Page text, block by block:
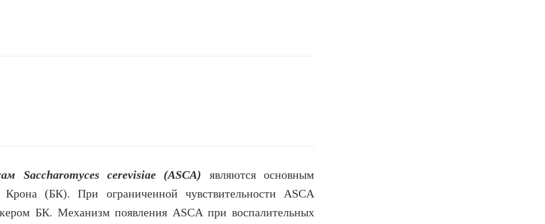
Sacchаromyces cerevisiae (ASCA) являются основным
(БК). При ограниченной чувствительности ASCA
БК. Механизм появления ASCA при воспалительных